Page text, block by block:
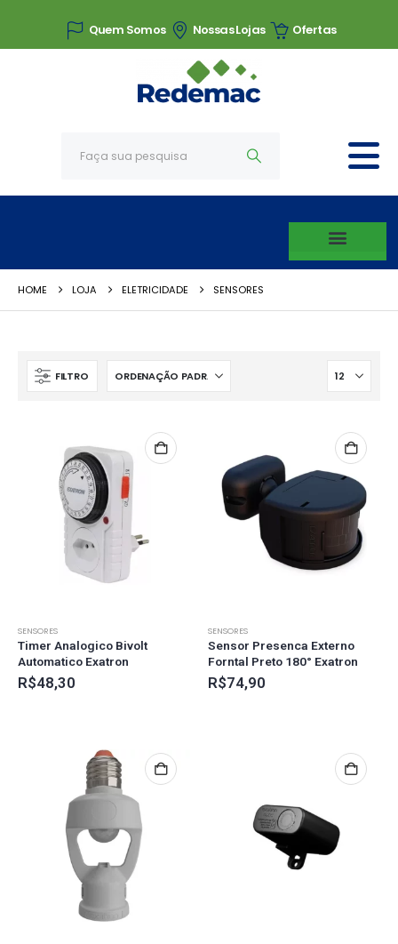
Quem Somos Nossas Lojas Ofertas
HOME LOJA ELETRICIDADE SENSORES
FILTRO
SENSORES
Timer Analogico Bivolt
Automatico Exatron
R$48,30
SENSORES
Sensor Presenca Externo
Forntal Preto 180° Exatron
R$74,90